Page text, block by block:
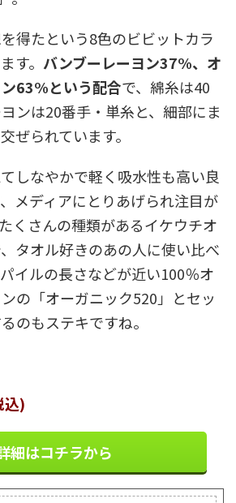
得たという8色のビビットカラ
す。 バンブーレーヨン37%、オ
63%という配合で、綿糸は40
ンは20番手・単糸と、細部にま
ぜられています。
しなやかで軽く吸水性も高い良
メディアにとりあげられ注目が
くさんの種類があるイケウチオ
タオル好きのあの人に使い比べ
イルの長さなどが近い100％オ
の「オーガニック520」とセッ
のもステキですね。
込)
細はコチラから